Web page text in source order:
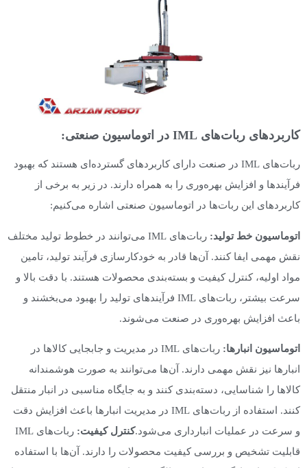
کاربردهای ربات‌های IML در اتوماسیون صنعتی:
ربات‌های IML در صنعت دارای کاربردهای گسترده‌ای هستند که بهبود
فرآیندها و افزایش بهره‌وری را به همراه دارند. در زیر به برخی از
کاربردهای این ربات‌ها در اتوماسیون صنعتی اشاره می‌کنیم:
اتوماسیون خط تولید:
ربات‌های IML می‌توانند در خطوط تولید مختلف
نقش مهمی ایفا کنند. آن‌ها قادر به خودکارسازی فرآیند تولید، تامین
مواد اولیه، کنترل کیفیت و بسته‌بندی محصولات هستند. با دقت بالا و
سرعت بیشتر، ربات‌های IML فرآیندهای تولید را بهبود می‌بخشند و
باعث افزایش بهره‌وری در صنعت می‌شوند.
اتوماسیون انبارها:
ربات‌های IML در مدیریت و جابجایی کالاها در
انبارها نیز نقش مهمی دارند. آن‌ها می‌توانند به صورت هوشمندانه
کالاها را شناسایی، دسته‌بندی کنند و به جایگاه مناسبی در انبار منتقل
کنند. استفاده از ربات‌های IML در مدیریت انبارها باعث افزایش دقت
و سرعت در عملیات انبارداری می‌شود.کنترل کیفیت:
ربات‌های IML
قابلیت تشخیص و بررسی کیفیت محصولات را دارند. آن‌ها با استفاده